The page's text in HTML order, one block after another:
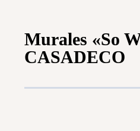
Murales «So
CASADECO